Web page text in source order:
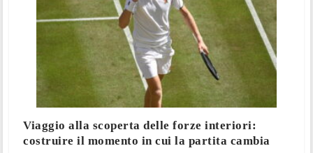
Viaggio alla scoperta delle forze interiori:
costruire il momento in cui la partita cambia